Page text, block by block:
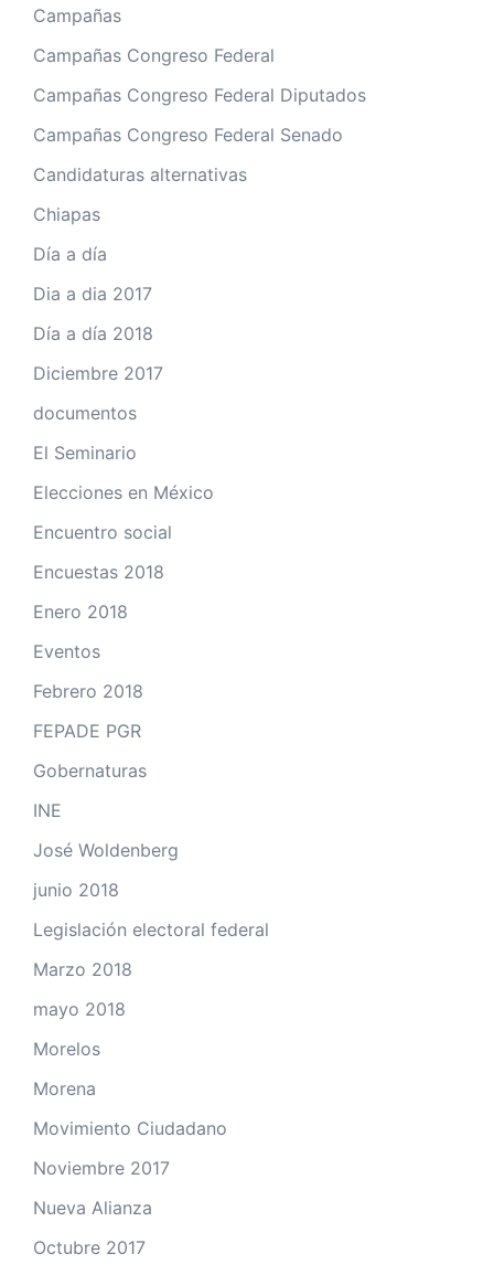
Campañas
Campañas Congreso Federal
Campañas Congreso Federal Diputados
Campañas Congreso Federal Senado
Candidaturas alternativas
Chiapas
Día a día
Dia a dia 2017
Día a día 2018
Diciembre 2017
documentos
El Seminario
Elecciones en México
Encuentro social
Encuestas 2018
Enero 2018
Eventos
Febrero 2018
FEPADE PGR
Gobernaturas
INE
José Woldenberg
junio 2018
Legislación electoral federal
Marzo 2018
mayo 2018
Morelos
Morena
Movimiento Ciudadano
Noviembre 2017
Nueva Alianza
Octubre 2017